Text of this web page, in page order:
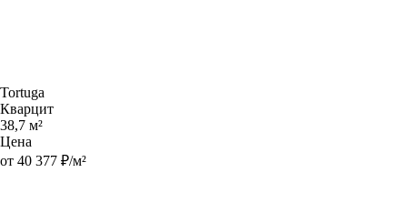
Tortuga
Кварцит
38,7 м²
Цена
от 40 377 ₽/м²